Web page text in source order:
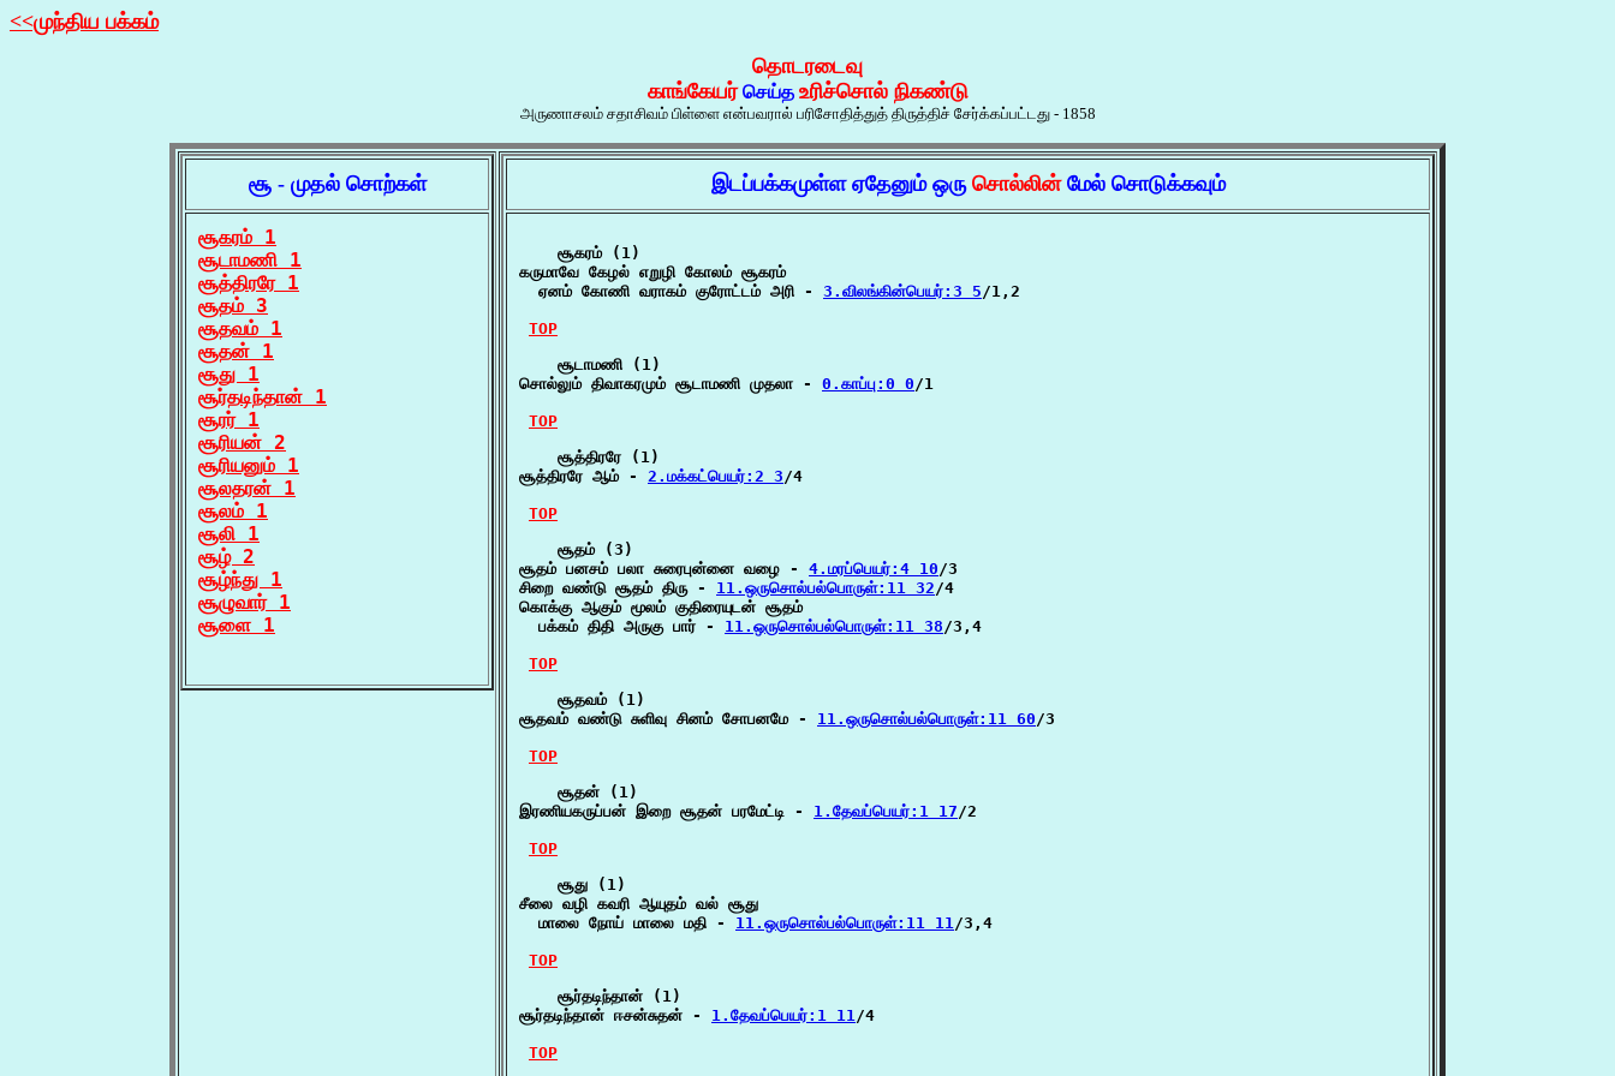
<<முந்திய பக்கம்
தொடரடைவு
காங்கேயர் செய்த உரிச்சொல் நிகண்டு
அருணாசலம் சதாசிவம் பிள்ளை என்பவரால் பரிசோதித்துத் திருத்திச் சேர்க்கப்பட்டது - 1858
சூ - முதல் சொற்கள்
சூகரம் 1
சூடாமணி 1
சூத்திரரே 1
சூதம் 3
சூதவம் 1
சூதன் 1
சூது 1
சூர்தடிந்தான் 1
சூரர் 1
சூரியன் 2
சூரியனும் 1
சூலதரன் 1
சூலம் 1
சூலி 1
சூழ் 2
சூழ்ந்து 1
சூழுவார் 1
சூளை 1
இடப்பக்கமுள்ள ஏதேனும் ஒரு சொல்லின் மேல் சொடுக்கவும்
    சூகரம் (1)
கருமாவே கேழல் எறுழி கோலம் சூகரம்
  ஏனம் கோணி வராகம் குரோட்டம் அரி -
3.விலங்கின்பெயர்:3 5/1,2
TOP
    சூடாமணி (1)
சொல்லும் திவாகரமும் சூடாமணி முதலா - 0.காப்பு:0 0/1
TOP
    சூத்திரரே (1)
சூத்திரரே ஆம் - 2.மக்கட்பெயர்:2 3/4
TOP
    சூதம் (3)
சூதம் பனசம் பலா சுரைபுன்னை வழை - 4.மரப்பெயர்:4 10/3
சிறை வண்டு சூதம் திரு - 11.ஒருசொல்பல்பொருள்:11 32/4
கொக்கு ஆகும் மூலம் குதிரையுடன் சூதம்
  பக்கம் திதி அருகு பார் -
11.ஒருசொல்பல்பொருள்:11 38/3,4
TOP
    சூதவம் (1)
சூதவம் வண்டு சுளிவு சினம் சோபனமே - 11.ஒருசொல்பல்பொருள்:11 60/3
TOP
    சூதன் (1)
இரணியகருப்பன் இறை சூதன் பரமேட்டி - 1.தேவப்பெயர்:1 17/2
TOP
    சூது (1)
சீலை வழி கவரி ஆயுதம் வல் சூது
  மாலை நோய் மாலை மதி -
11.ஒருசொல்பல்பொருள்:11 11/3,4
TOP
    சூர்தடிந்தான் (1)
சூர்தடிந்தான் ஈசன்சுதன் - 1.தேவப்பெயர்:1 11/4
TOP